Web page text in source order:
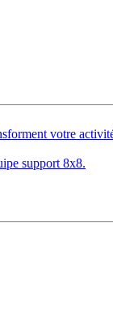
votre
support 8x8.